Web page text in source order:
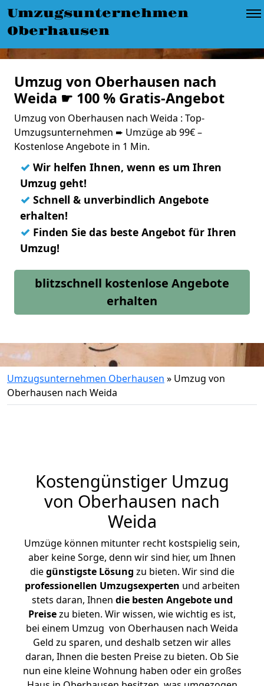
Umzugsunternehmen
Oberhausen
Umzug von Oberhausen nach
Weida ☛ 100 % Gratis-Angebot
Umzug von Oberhausen nach Weida : Top-
Umzugsunternehmen ➨ Umzüge ab 99€ –
Kostenlose Angebote in 1 Min.
✓ Wir helfen Ihnen, wenn es um Ihren
Umzug geht!
✓ Schnell & unverbindlich Angebote
erhalten!
✓ Finden Sie das beste Angebot für Ihren
Umzug!
blitzschnell kostenlose Angebote
erhalten
Umzugsunternehmen Oberhausen » Umzug von
Oberhausen nach Weida
Kostengünstiger Umzug
von Oberhausen nach
Weida
Umzüge können mitunter recht kostspielig sein,
aber keine Sorge, denn wir sind hier, um Ihnen
diegünstigste Lösung zu bieten. Wir sind die
professionellen Umzugsexperten und arbeiten
stets daran, Ihnen die besten Angebote und
Preisezu bieten. Wir wissen, wie wichtig es ist,
bei einem Umzug von Oberhausen nach Weida
Geld zu sparen, und deshalb setzen wir alles
daran, Ihnen die besten Preise zu bieten. Ob Sie
nun eine kleine Wohnung haben oder ein großes